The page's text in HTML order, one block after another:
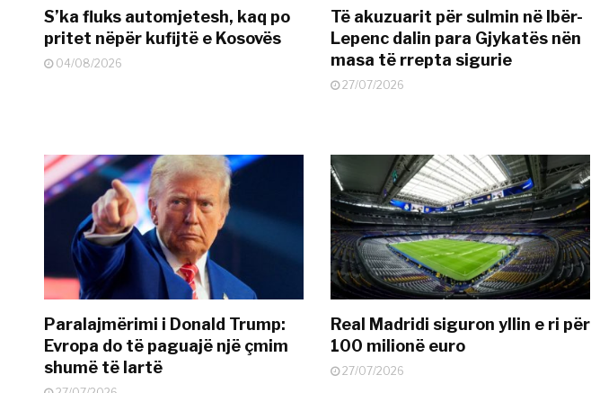
S’ka fluks automjetesh, kaq po
pritet nëpër kufijtë e Kosovës
04/08/2026
Të akuzuarit për sulmin në Ibër-
Lepenc dalin para Gjykatës nën
masa të rrepta sigurie
27/07/2026
Paralajmërimi i Donald Trump:
Evropa do të paguajë një çmim
shumë të lartë
Real Madridi siguron yllin e ri për
100 milionë euro
27/07/2026